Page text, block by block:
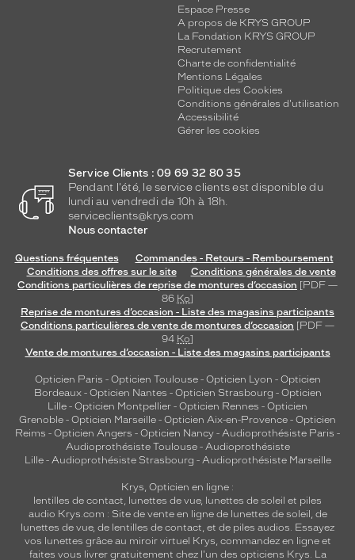
Espace Presse
A propos de KRYS GROUP
La Fondation KRYS GROUP
Recrutement
Charte de confidentialité
Mentions Légales
Politique des Cookies
Conditions générales d'utilisation
Accessibilité
Gérer les cookies
Service Clients : 09 69 32 80 35
Pendant l'été, le service clients est disponible du
lundi au vendredi de 10h à 18h.
serviceclients@krys.com
Nous contacter
Questions fréquentes
Commandes - Retours - Remboursement
Conditions des offres sur le site
Conditions générales de vente
Conditions particulières de reprise de montures d’occasion [PDF —
86 Ko]
Reprise de montures d’occasion - Liste des magasins participants
Conditions particulières de vente de montures d’occasion [PDF —
94 Ko]
Vente de montures d’occasion - Liste des magasins participants
Opticien Paris - Opticien Toulouse- Opticien Lyon - Opticien
Bordeaux- Opticien Nantes - Opticien Strasbourg - Opticien
Lille - Opticien Montpellier - Opticien Rennes - Opticien
Grenoble - Opticien Marseille - Opticien Aix-en-Provence - Opticien
Reims - Opticien Angers - Opticien Nancy - Audioprothésiste Paris -
Audioprothésiste Toulouse- Audioprothésiste
Lille- Audioprothésiste Strasbourg - Audioprothésiste Marseille
Krys, Opticien en ligne :
lentilles de contact, lunettes de vue, lunettes de soleil et piles
audio Krys.com : Site de vente en ligne de lunettes de soleil, de
lunettes de vue, de lentilles de contact, et de piles audios. Essayez
vos lunettes grâce au miroir virtuel Krys, commandez en ligne et
faites vous livrer gratuitement chez l'un des opticiens Krys. La